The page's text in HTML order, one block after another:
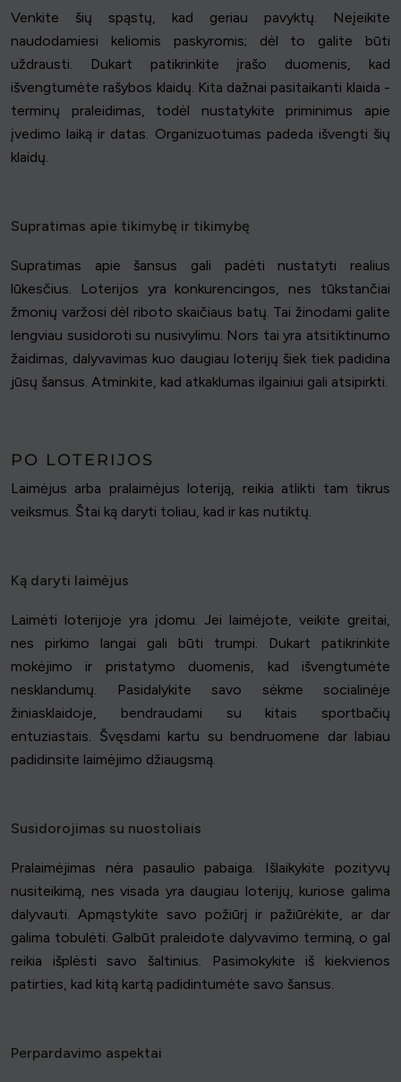
Venkite šių spąstų, kad geriau pavyktų. Neįeikite
naudodamiesi keliomis paskyromis; dėl to galite būti
uždrausti. Dukart patikrinkite įrašo duomenis, kad
išvengtumėte rašybos klaidų. Kita dažnai pasitaikanti klaida -
terminų praleidimas, todėl nustatykite priminimus apie
įvedimo laiką ir datas. Organizuotumas padeda išvengti šių
klaidų.
Supratimas apie tikimybę ir tikimybę
Supratimas apie šansus gali padėti nustatyti realius
lūkesčius. Loterijos yra konkurencingos, nes tūkstančiai
žmonių varžosi dėl riboto skaičiaus batų. Tai žinodami galite
lengviau susidoroti su nusivylimu. Nors tai yra atsitiktinumo
žaidimas, dalyvavimas kuo daugiau loterijų šiek tiek padidina
jūsų šansus. Atminkite, kad atkaklumas ilgainiui gali atsipirkti.
PO LOTERIJOS
Laimėjus arba pralaimėjus loteriją, reikia atlikti tam tikrus
veiksmus. Štai ką daryti toliau, kad ir kas nutiktų.
Ką daryti laimėjus
Laimėti loterijoje yra įdomu. Jei laimėjote, veikite greitai,
nes pirkimo langai gali būti trumpi. Dukart patikrinkite
mokėjimo ir pristatymo duomenis, kad išvengtumėte
nesklandumų. Pasidalykite savo sėkme socialinėje
žiniasklaidoje, bendraudami su kitais sportbačių
entuziastais. Švęsdami kartu su bendruomene dar labiau
padidinsite laimėjimo džiaugsmą.
Susidorojimas su nuostoliais
Pralaimėjimas nėra pasaulio pabaiga. Išlaikykite pozityvų
nusiteikimą, nes visada yra daugiau loterijų, kuriose galima
dalyvauti. Apmąstykite savo požiūrį ir pažiūrėkite, ar dar
galima tobulėti. Galbūt praleidote dalyvavimo terminą, o gal
reikia išplėsti savo šaltinius. Pasimokykite iš kiekvienos
patirties, kad kitą kartą padidintumėte savo šansus.
Perpardavimo aspektai